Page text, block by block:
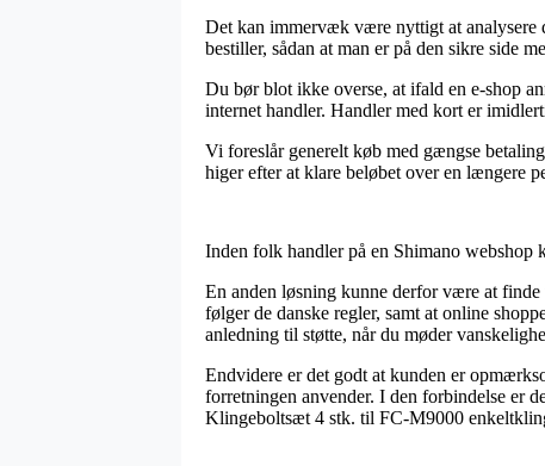
Det kan immervæk være nyttigt at
bestiller, sådan at man er på den sikre side
Du bør blot ikke overse, at ifald en e-shop
internet handler. Handler med kort er
Vi foreslår generelt køb med gængse
higer efter at klare beløbet over en længere
Inden folk handler på en Shimano webshop
En anden løsning kunne derfor være at
følger de danske regler, samt at online
anledning til støtte, når du møder
Endvidere er det godt at kunden er
forretningen anvender. I den forbindelse er
Klingeboltsæt 4 stk. til FC-M9000